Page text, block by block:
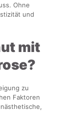
Ohne
und
mit
zu
Faktoren